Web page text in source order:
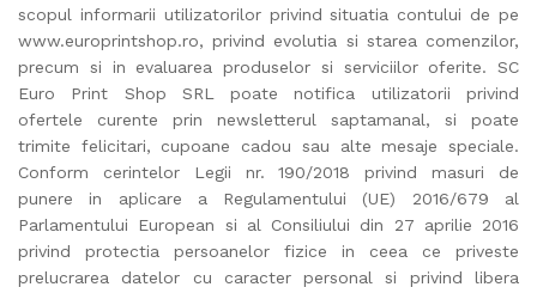
scopul informarii utilizatorilor privind situatia contului de pe
www.europrintshop.ro, privind evolutia si starea comenzilor,
precum si in evaluarea produselor si serviciilor oferite. SC
Euro Print Shop SRL poate notifica utilizatorii privind
ofertele curente prin newsletterul saptamanal, si poate
trimite felicitari, cupoane cadou sau alte mesaje speciale.
Conform cerintelor Legii nr. 190/2018 privind masuri de
punere in aplicare a Regulamentului (UE) 2016/679 al
Parlamentului European si al Consiliului din 27 aprilie 2016
privind protectia persoanelor fizice in ceea ce priveste
prelucrarea datelor cu caracter personal si privind libera